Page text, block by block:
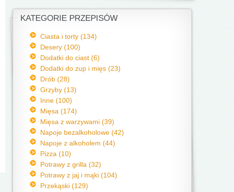
KATEGORIE PRZEPISÓW
Ciasta i torty (134)
Desery (100)
Dodatki do ciast (6)
Dodatki do zup i mięs (23)
Drób (28)
Grzyby (13)
Inne (100)
Mięsa (174)
Mięsa z warzywami (39)
Napoje bezalkoholowe (42)
Napoje z alkoholem (44)
Pizza (10)
Potrawy z grilla (32)
Potrawy z jaj i mąki (104)
Przekąski (129)